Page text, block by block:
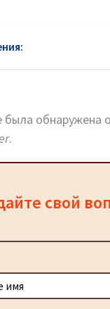
была обнаружена
.
свой